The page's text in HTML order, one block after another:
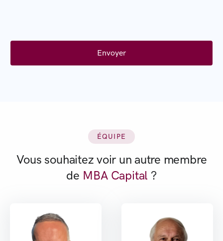
ÉQUIPE
Vous souhaitez voir un autre membre
de MBA Capital ?